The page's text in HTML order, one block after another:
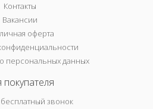
Контакты
Вакансии
оферта
персональных данных
покупателя
бесплатный звонок